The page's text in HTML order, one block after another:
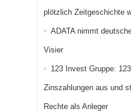
plötzlich Zeitgeschichte
ADATA nimmt
Visier
123 Invest Gruppe:
Zinszahlungen aus und
Rechte als Anleger